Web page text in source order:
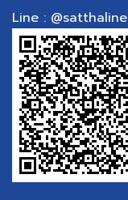
ดู
ฤกษ์
ฟรี
แบบ
ไทย
Line : @satthaline